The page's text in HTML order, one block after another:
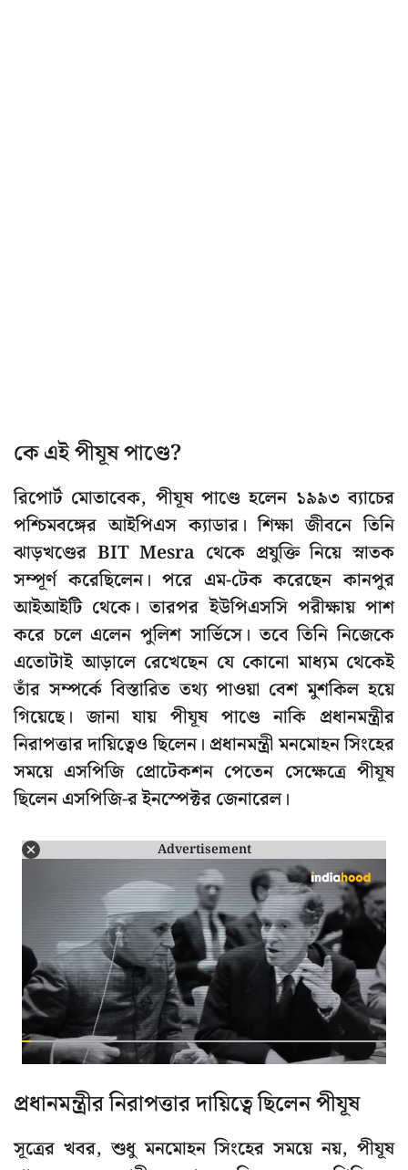
কে এই পীযূষ পাণ্ডে?
রিপোর্ট মোতাবেক, পীযূষ পাণ্ডে হলেন ১৯৯৩ ব্যাচের
পশ্চিমবঙ্গের আইপিএস ক্যাডার। শিক্ষা জীবনে তিনি
ঝাড়খণ্ডের BIT Mesra থেকে প্রযুক্তি নিয়ে স্নাতক
সম্পূর্ণ করেছিলেন। পরে এম-টেক করেছেন কানপুর
আইআইটি থেকে। তারপর ইউপিএসসি পরীক্ষায় পাশ
করে চলে এলেন পুলিশ সার্ভিসে। তবে তিনি নিজেকে
এতোটাই আড়ালে রেখেছেন যে কোনো মাধ্যম থেকেই
তাঁর সম্পর্কে বিস্তারিত তথ্য পাওয়া বেশ মুশকিল হয়ে
গিয়েছে। জানা যায় পীযূষ পাণ্ডে নাকি প্রধানমন্ত্রীর
নিরাপত্তার দায়িত্বেও ছিলেন। প্রধানমন্ত্রী মনমোহন সিংহের
সময়ে এসপিজি প্রোটেকশন পেতেন সেক্ষেত্রে পীযূষ
ছিলেন এসপিজি-র ইনস্পেক্টর জেনারেল।
Advertisement
প্রধানমন্ত্রীর নিরাপত্তার দায়িত্বে ছিলেন পীযূষ
সূত্রের খবর, শুধু মনমোহন সিংহের সময়ে নয়, পীযূষ